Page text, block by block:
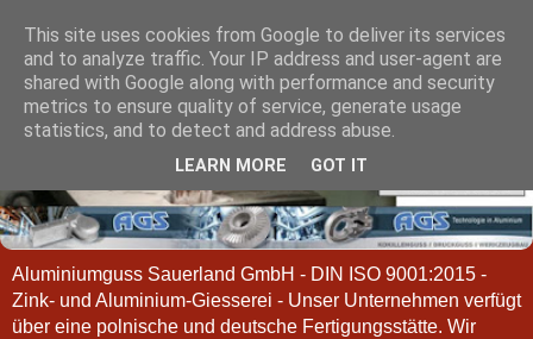
Aluminiumguss Sauerland GmbH - DIN ISO 9001:2015 -
Zink- und Aluminium-Giesserei - Unser Unternehmen verfügt
über eine polnische und deutsche Fertigungsstätte. Wir
This site uses cookies from Google to deliver its services
and to analyze traffic. Your IP address and user-agent are
shared with Google along with performance and security
metrics to ensure quality of service, generate usage
statistics, and to detect and address abuse.
LEARN MORE GOT IT